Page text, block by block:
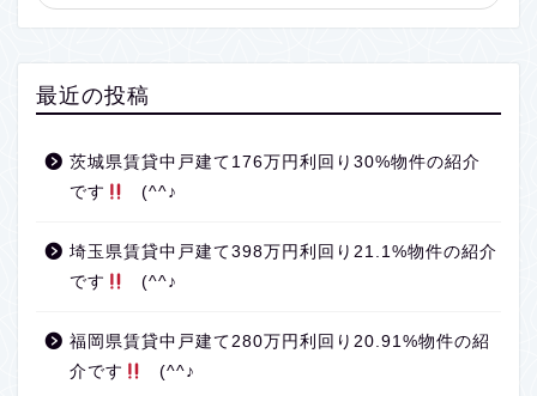
最近の投稿
茨城県賃貸中戸建て176万円利回り30%物件の紹介
です
(^^♪
埼玉県賃貸中戸建て398万円利回り21.1%物件の紹介
です
(^^♪
福岡県賃貸中戸建て280万円利回り20.91%物件の紹
介です
(^^♪